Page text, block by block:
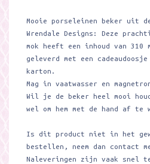
Mooie porseleinen beker uit
Wrendale Designs: Deze
mok heeft een inhoud van
geleverd met een
karton.
Mag in vaatwasser en
Wil je de beker heel mooi
wel om hem met de hand af te
Is dit product niet in het
bestellen, neem dan contact
Naleveringen zijn vaak snel